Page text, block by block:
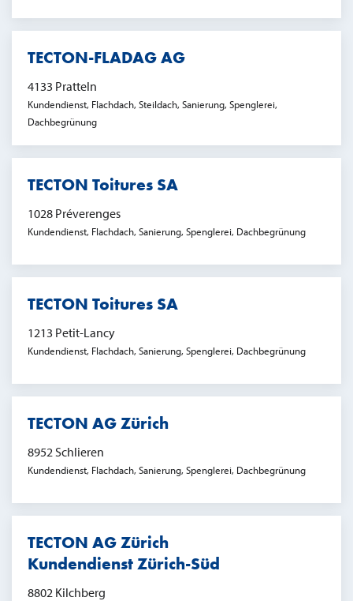
TECTON-FLADAG AG
4133 Pratteln
Kundendienst, Flachdach, Steildach, Sanierung, Spenglerei,
Dachbegrünung
TECTON Toitures SA
1028 Préverenges
Kundendienst, Flachdach, Sanierung, Spenglerei, Dachbegrünung
TECTON Toitures SA
1213 Petit-Lancy
Kundendienst, Flachdach, Sanierung, Spenglerei, Dachbegrünung
TECTON AG Zürich
8952 Schlieren
Kundendienst, Flachdach, Sanierung, Spenglerei, Dachbegrünung
TECTON AG Zürich
Kundendienst Zürich-Süd
8802 Kilchberg